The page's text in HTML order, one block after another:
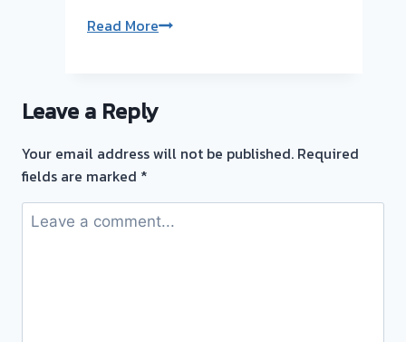
Read Moreรับ
ทอง
บริการ
รับ
ไถ่ถอน
Leave a Reply
Your email address will not be published. Required
fields are marked *